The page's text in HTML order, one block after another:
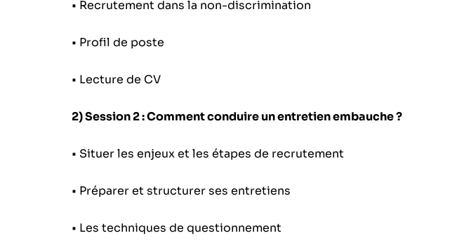
• Recrutement dans la non-discrimination
• Profil de poste
• Lecture de CV
2) Session 2 : Comment conduire un entretien embauche ?
• Situer les enjeux et les étapes de recrutement
• Préparer et structurer ses entretiens
• Les techniques de questionnement